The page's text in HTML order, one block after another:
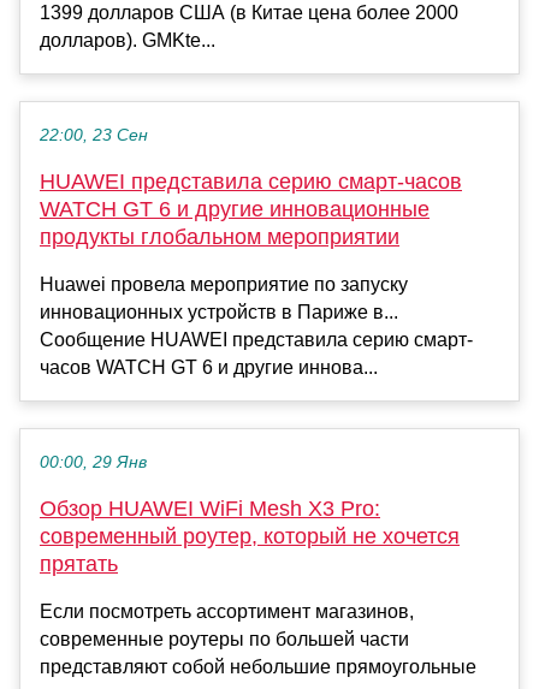
1399 долларов США (в Китае цена более 2000
долларов). GMKte...
22:00, 23 Сен
HUAWEI представила серию смарт-часов
WATCH GT 6 и другие инновационные
продукты глобальном мероприятии
Huawei провела мероприятие по запуску
инновационных устройств в Париже в...
Сообщение HUAWEI представила серию смарт-
часов WATCH GT 6 и другие иннова...
00:00, 29 Янв
Обзор HUAWEI WiFi Mesh X3 Pro:
современный роутер, который не хочется
прятать
Если посмотреть ассортимент магазинов,
современные роутеры по большей части
представляют собой небольшие прямоугольные